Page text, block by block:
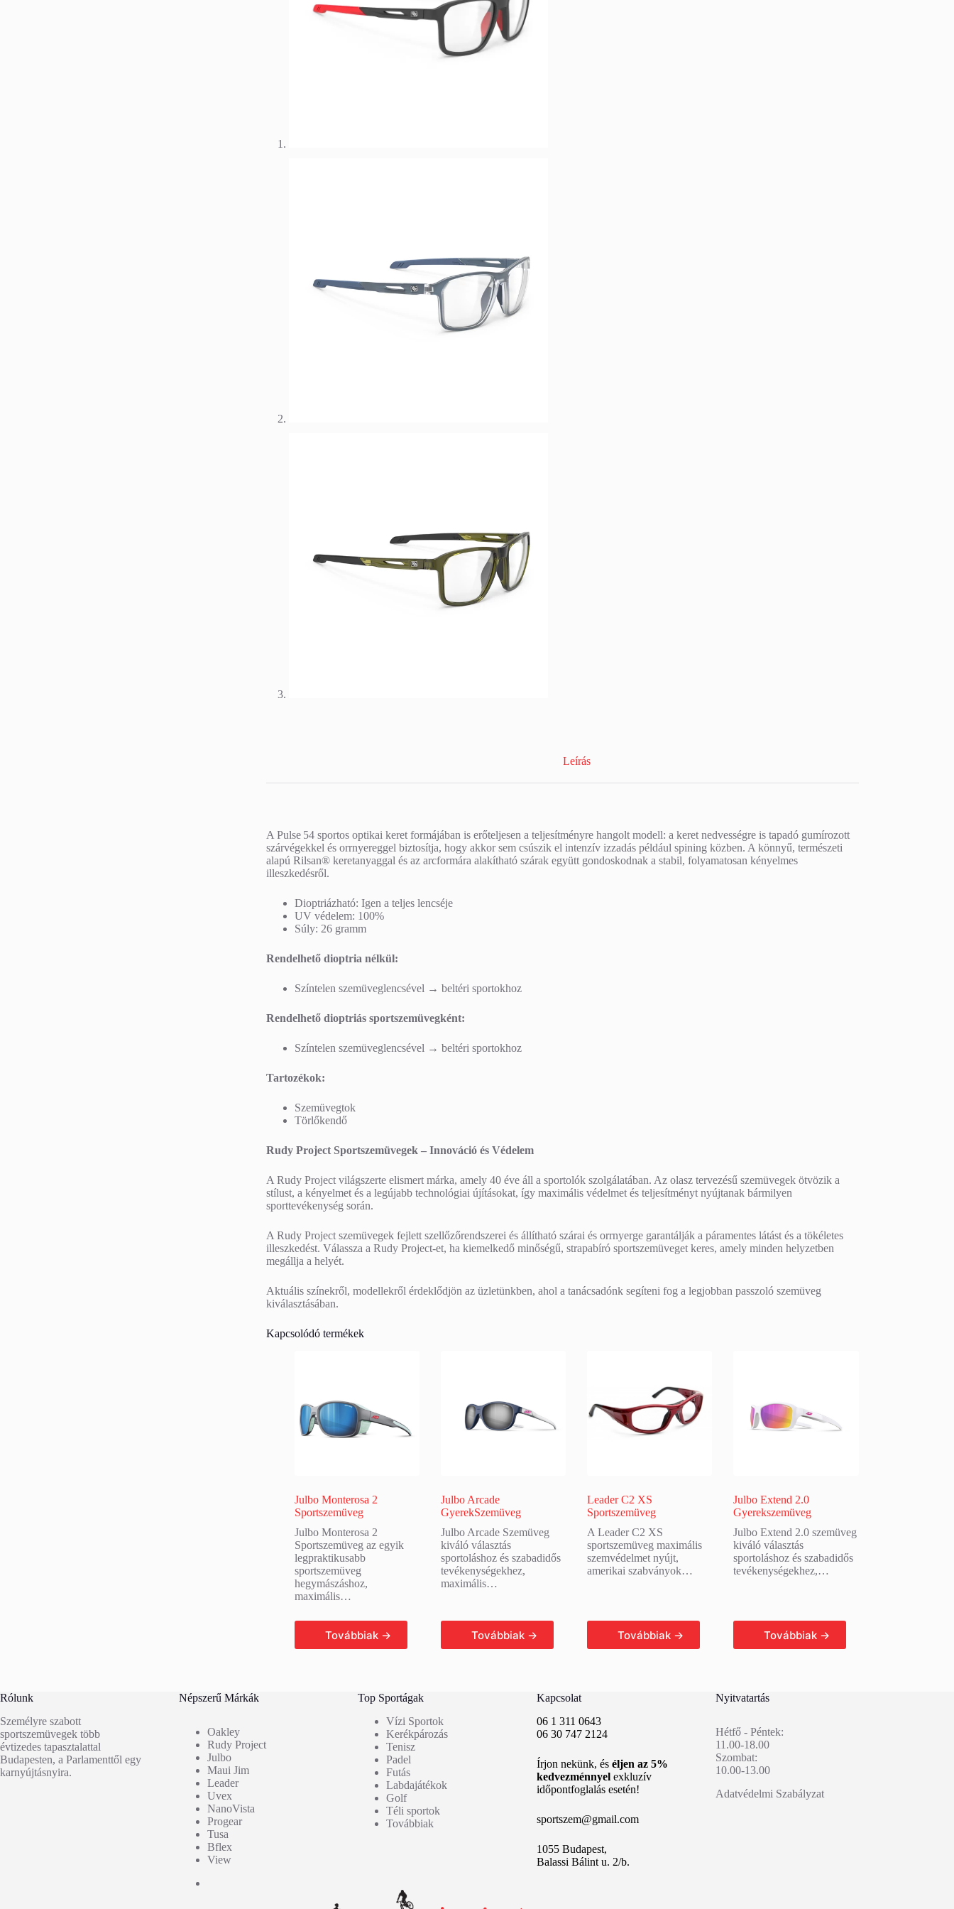
Leírás
A Pulse 54 sportos optikai keret formájában is erőteljesen a teljesítményre hangolt modell: a keret nedvességre is tapadó gumírozott
szárvégekkel és orrnyereggel biztosítja, hogy akkor sem csúszik el intenzív izzadás például spining közben. A könnyű, természeti
alapú Rilsan® keretanyaggal és az arcformára alakítható szárak együtt gondoskodnak a stabil, folyamatosan kényelmes
illeszkedésről.
Dioptriázható: Igen a teljes lencséje
UV védelem: 100%
Súly: 26 gramm
Rendelhető dioptria nélkül:
Színtelen szemüveglencsével → beltéri sportokhoz
Rendelhető dioptriás sportszemüvegként:
Színtelen szemüveglencsével → beltéri sportokhoz
Tartozékok:
Szemüvegtok
Törlőkendő
Rudy Project Sportszemüvegek – Innováció és Védelem
A Rudy Project világszerte elismert márka, amely 40 éve áll a sportolók szolgálatában. Az olasz tervezésű szemüvegek ötvözik a
stílust, a kényelmet és a legújabb technológiai újításokat, így maximális védelmet és teljesítményt nyújtanak bármilyen
sporttevékenység során.
A Rudy Project szemüvegek fejlett szellőzőrendszerei és állítható szárai és orrnyerge garantálják a páramentes látást és a tökéletes
illeszkedést. Válassza a Rudy Project-et, ha kiemelkedő minőségű, strapabíró sportszemüveget keres, amely minden helyzetben
megállja a helyét.
Aktuális színekről, modellekről érdeklődjön az üzletünkben, ahol a tanácsadónk segíteni fog a legjobban passzoló szemüveg
kiválasztásában.
Kapcsolódó termékek
Julbo Monterosa 2
Sportszemüveg
Julbo Monterosa 2
Sportszemüveg az egyik
legpraktikusabb
sportszemüveg
hegymászáshoz,
maximális…
Tovább olvasom
Julbo Arcade
GyerekSzemüveg
Julbo Arcade Szemüveg
kiváló választás
sportoláshoz és szabadidős
tevékenységekhez,
maximális…
Tovább olvasom
Leader C2 XS
Sportszemüveg
A Leader C2 XS
sportszemüveg maximális
szemvédelmet nyújt,
amerikai szabványok…
Tovább olvasom
Julbo Extend 2.0
Gyerekszemüveg
Julbo Extend 2.0 szemüveg
kiváló választás
sportoláshoz és szabadidős
tevékenységekhez,…
Tovább olvasom
Rólunk
Személyre szabott
sportszemüvegek több
évtizedes tapasztalattal
Budapesten, a Parlamenttől egy
karnyújtásnyira.
Népszerű Márkák
Oakley
Rudy Project
Julbo
Maui Jim
Leader
Uvex
NanoVista
Progear
Tusa
Bflex
View
Top Sportágak
Vízi Sportok
Kerékpározás
Tenisz
Padel
Futás
Labdajátékok
Golf
Téli sportok
Továbbiak
Kapcsolat
06 1 311 0643
06 30 747 2124
Írjon nekünk, és éljen az 5%
kedvezménnyel exkluzív
időpontfoglalás esetén!
sportszem@gmail.com
1055 Budapest,
Balassi Bálint u. 2/b.
Nyitvatartás
Hétfő - Péntek:
11.00-18.00
Szombat:
10.00-13.00
Adatvédelmi Szabályzat